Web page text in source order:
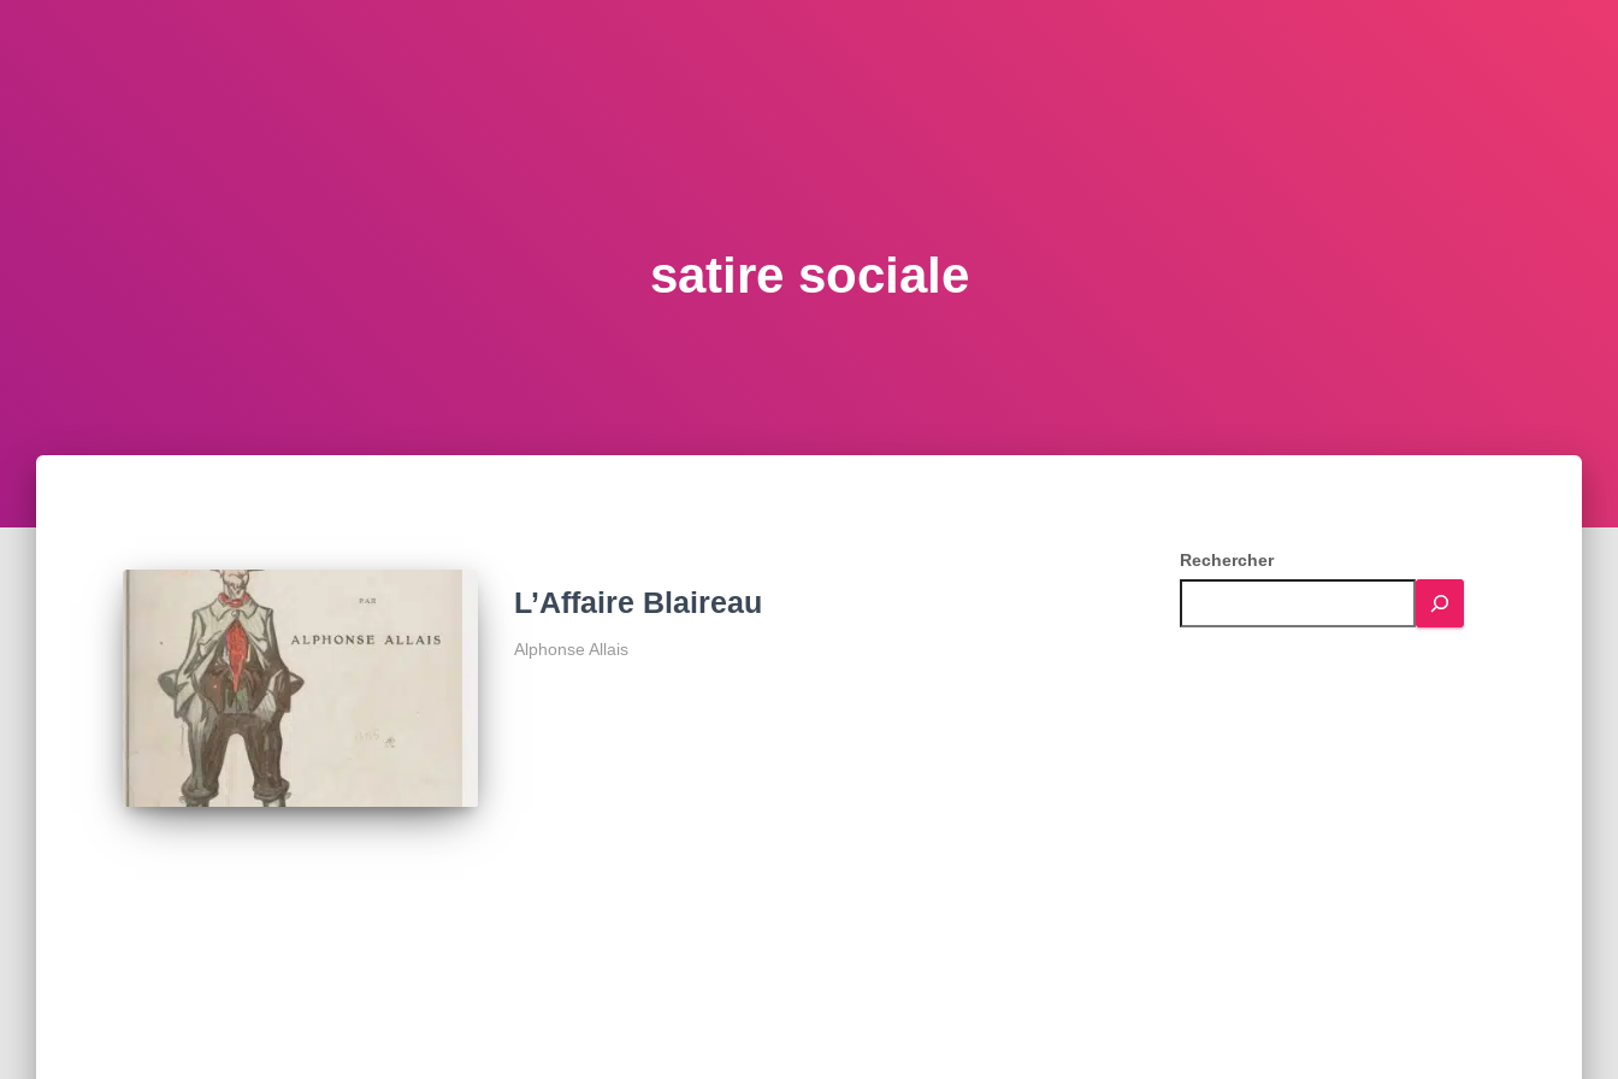
satire sociale
L’Affaire Blaireau
Alphonse Allais
Rechercher